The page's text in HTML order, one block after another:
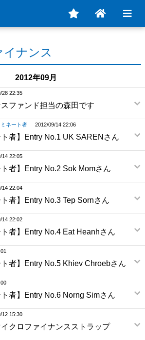
ナンス
2012年09月
28 22:35
ファンド担当の森田です
ネート者 2012/09/14 22:06
ト者】Entry No.1 UK SARENさん
14 22:05
ト者】Entry No.2 Sok Momさん
14 22:04
者】Entry No.3 Tep Sornさん
14 22:02
ト者】Entry No.4 Eat Heanhさん
ト者】Entry No.5 Khiev Chroebさん
ト者】Entry No.6 Norng Simさん
12 15:30
クロファイナンスストラップ